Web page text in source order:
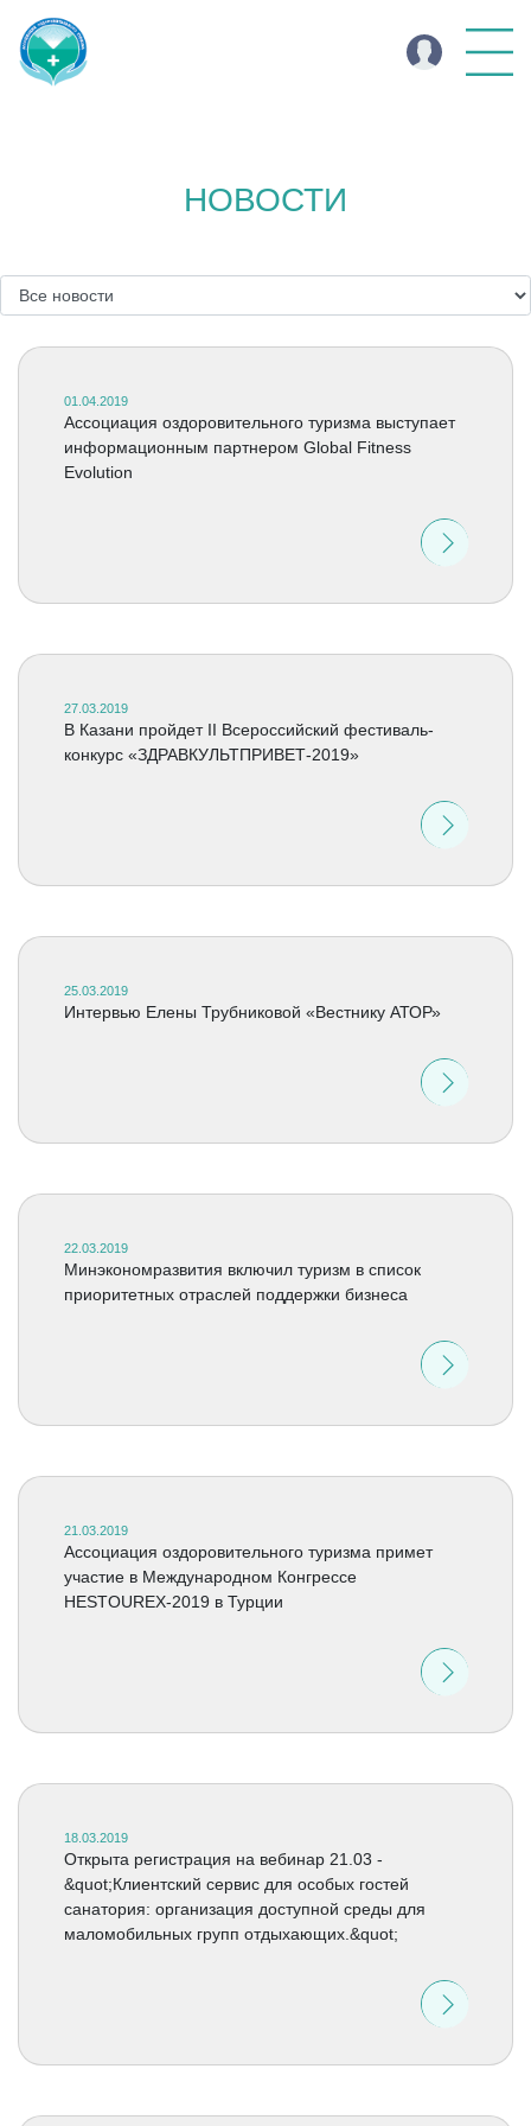
НОВОСТИ
01.04.2019
Ассоциация оздоровительного туризма выступает
информационным партнером Global Fitness
Evolution
27.03.2019
В Казани пройдет II Всероссийский фестиваль-
конкурс «ЗДРАВКУЛЬТПРИВЕТ-2019»
25.03.2019
Интервью Елены Трубниковой «Вестнику АТОР»
22.03.2019
Минэкономразвития включил туризм в список
приоритетных отраслей поддержки бизнеса
21.03.2019
Ассоциация оздоровительного туризма примет
участие в Международном Конгрессе
HESTOUREX-2019 в Турции
18.03.2019
Открыта регистрация на вебинар 21.03 -
&quot;Клиентский сервис для особых гостей
санатория: организация доступной среды для
маломобильных групп отдыхающих.&quot;